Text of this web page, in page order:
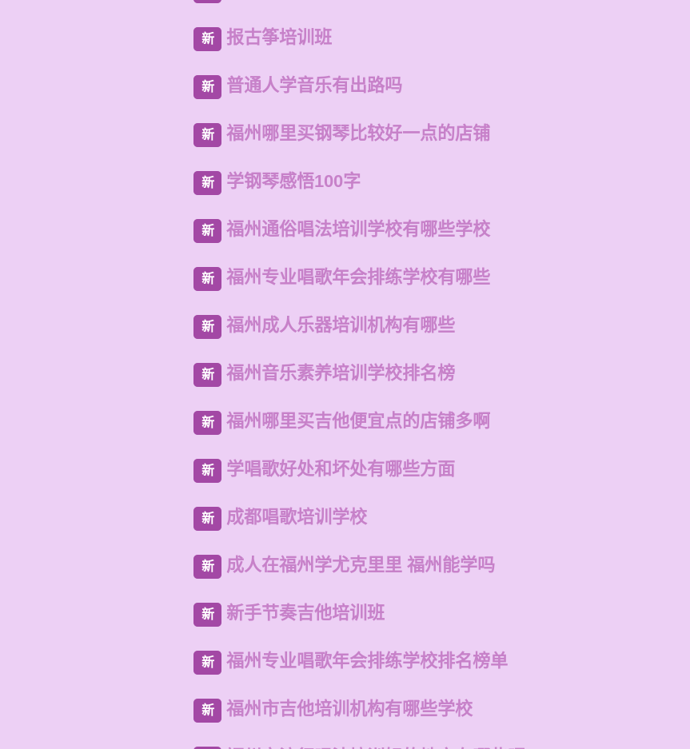
新 报古筝培训班
新 普通人学音乐有出路吗
新 福州哪里买钢琴比较好一点的店铺
新 学钢琴感悟100字
新 福州通俗唱法培训学校有哪些学校
新 福州专业唱歌年会排练学校有哪些
新 福州成人乐器培训机构有哪些
新 福州音乐素养培训学校排名榜
新 福州哪里买吉他便宜点的店铺多啊
新 学唱歌好处和坏处有哪些方面
新 成都唱歌培训学校
新 成人在福州学尤克里里 福州能学吗
新 新手节奏吉他培训班
新 福州专业唱歌年会排练学校排名榜单
新 福州市吉他培训机构有哪些学校